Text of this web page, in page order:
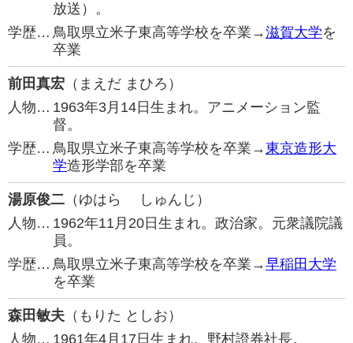
放送）。
学歴… 鳥取県立米子東高等学校を卒業→滋賀大学を
卒業
前田真宏 （まえだ まひろ）
人物… 1963年3月14日生まれ。アニメーション監
督。
学歴… 鳥取県立米子東高等学校を卒業→東京造形大
学造形学部を卒業
湯原俊二 （ゆはら しゅんじ）
人物… 1962年11月20日生まれ。政治家。元衆議院議
員。
学歴… 鳥取県立米子東高等学校を卒業→早稲田大学
を卒業
森田敏夫 （もりた としお）
人物… 1961年4月17日生まれ。野村證券社長。